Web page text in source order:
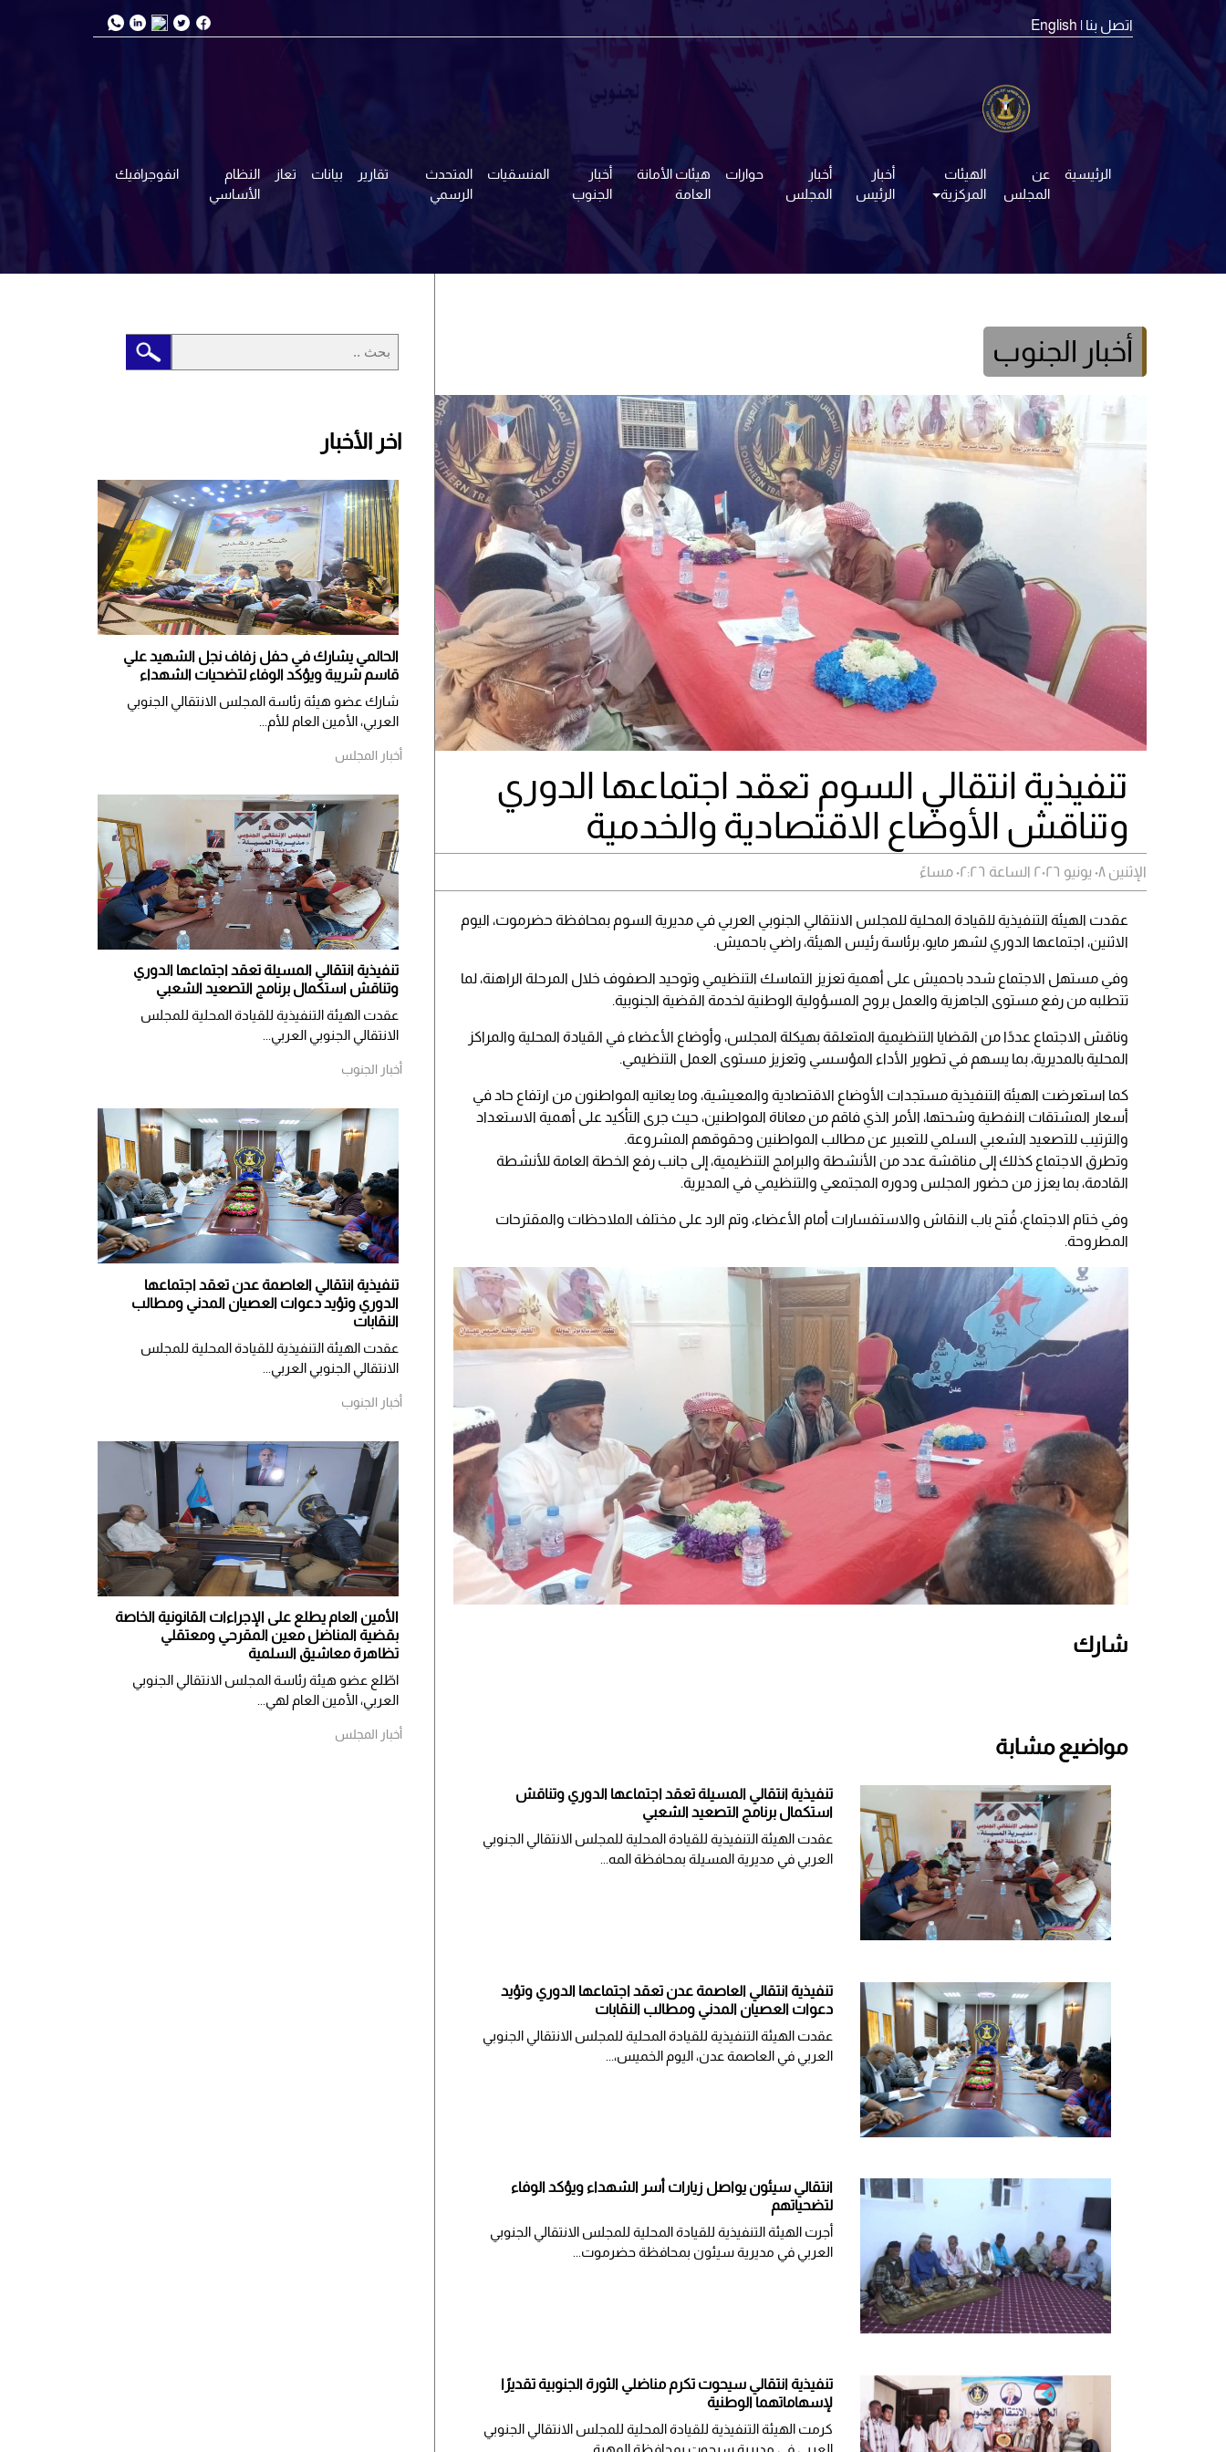
اتصل بنا | English
الرئيسية
عن
المجلس
الهيئات
المركزية
أخبار
الرئيس
أخبار
المجلس
حوارات
هيئات الأمانة
العامة
أخبار
الجنوب
المنسقيات
المتحدث
الرسمي
تقارير بيانات تعاز
النظام
الأساسي
انفوجرافيك
أخبار الجنوب
تنفيذية انتقالي السوم تعقد اجتماعها الدوري
وتناقش الأوضاع الاقتصادية والخدمية
الإثنين ٠٨ يونيو ٢٠٢٦ الساعة ٠٢:٢٦ مساءً
عقدت الهيئة التنفيذية للقيادة المحلية للمجلس الانتقالي الجنوبي العربي في مديرية السوم بمحافظة حضرموت، اليوم
الاثنين، اجتماعها الدوري لشهر مايو، برئاسة رئيس الهيئة، راضي باحميش.
وفي مستهل الاجتماع شدد باحميش على أهمية تعزيز التماسك التنظيمي وتوحيد الصفوف خلال المرحلة الراهنة، لما
تتطلبه من رفع مستوى الجاهزية والعمل بروح المسؤولية الوطنية لخدمة القضية الجنوبية.
وناقش الاجتماع عددًا من القضايا التنظيمية المتعلقة بهيكلة المجلس، وأوضاع الأعضاء في القيادة المحلية والمراكز
المحلية بالمديرية، بما يسهم في تطوير الأداء المؤسسي وتعزيز مستوى العمل التنظيمي.
كما استعرضت الهيئة التنفيذية مستجدات الأوضاع الاقتصادية والمعيشية، وما يعانيه المواطنون من ارتفاع حاد في
أسعار المشتقات النفطية وشحتها، الأمر الذي فاقم من معاناة المواطنين، حيث جرى التأكيد على أهمية الاستعداد
والترتيب للتصعيد الشعبي السلمي للتعبير عن مطالب المواطنين وحقوقهم المشروعة.
وتطرق الاجتماع كذلك إلى مناقشة عدد من الأنشطة والبرامج التنظيمية، إلى جانب رفع الخطة العامة للأنشطة
القادمة، بما يعزز من حضور المجلس ودوره المجتمعي والتنظيمي في المديرية.
وفي ختام الاجتماع، فُتح باب النقاش والاستفسارات أمام الأعضاء، وتم الرد على مختلف الملاحظات والمقترحات
المطروحة.
شارك
مواضيع مشابة
تنفيذية انتقالي المسيلة تعقد اجتماعها الدوري وتناقش
استكمال برنامج التصعيد الشعبي
عقدت الهيئة التنفيذية للقيادة المحلية للمجلس الانتقالي الجنوبي
العربي في مديرية المسيلة بمحافظة المه...
تنفيذية انتقالي العاصمة عدن تعقد اجتماعها الدوري وتؤيد
دعوات العصيان المدني ومطالب النقابات
​عقدت الهيئة التنفيذية للقيادة المحلية للمجلس الانتقالي الجنوبي
العربي في العاصمة عدن، اليوم الخميس،...
انتقالي سيئون يواصل زيارات أسر الشهداء ويؤكد الوفاء
لتضحياتهم
أجرت الهيئة التنفيذية للقيادة المحلية للمجلس الانتقالي الجنوبي
العربي في مديرية سيئون بمحافظة حضرموت...
تنفيذية انتقالي سيحوت تكرم مناضلي الثورة الجنوبية تقديرًا
لإسهاماتهما الوطنية
كرمت الهيئة التنفيذية للقيادة المحلية للمجلس الانتقالي الجنوبي
العربي في مديرية سيحوت بمحافظة المهرة...
اخر الأخبار
الحالمي يشارك في حفل زفاف نجل الشهيد علي
قاسم شريبة ويؤكد الوفاء لتضحيات الشهداء
شارك عضو هيئة رئاسة المجلس الانتقالي الجنوبي
العربي، الأمين العام للأم...
أخبار المجلس
تنفيذية انتقالي المسيلة تعقد اجتماعها الدوري
وتناقش استكمال برنامج التصعيد الشعبي
عقدت الهيئة التنفيذية للقيادة المحلية للمجلس
الانتقالي الجنوبي العربي...
أخبار الجنوب
تنفيذية انتقالي العاصمة عدن تعقد اجتماعها
الدوري وتؤيد دعوات العصيان المدني ومطالب
النقابات
​عقدت الهيئة التنفيذية للقيادة المحلية للمجلس
الانتقالي الجنوبي العربي...
أخبار الجنوب
الأمين العام يطلع على الإجراءات القانونية الخاصة
بقضية المناضل معين المقرحي ومعتقلي
تظاهرة معاشيق السلمية
اطّلع عضو هيئة رئاسة المجلس الانتقالي الجنوبي
العربي، الأمين العام لهي...
أخبار المجلس